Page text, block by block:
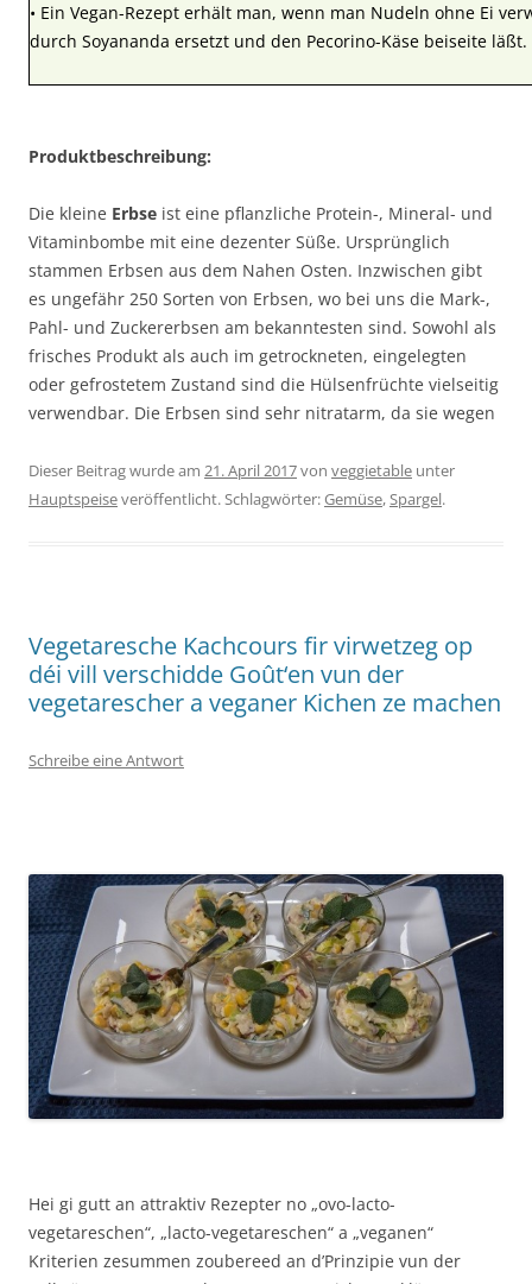
• Ein Vegan-Rezept erhält man, wenn man Nudeln ohne Ei
durch Soyananda ersetzt und den Pecorino-Käse beiseite läßt.
Produktbeschreibung:
Die kleine Erbse ist eine pflanzliche Protein-, Mineral- und
Vitaminbombe mit eine dezenter Süße. Ursprünglich
stammen Erbsen aus dem Nahen Osten. Inzwischen gibt
es ungefähr 250 Sorten von Erbsen, wo bei uns die Mark-,
Pahl- und Zuckererbsen am bekanntesten sind. Sowohl als
frisches Produkt als auch im getrockneten, eingelegten
oder gefrostetem Zustand sind die Hülsenfrüchte vielseitig
verwendbar. Die Erbsen sind sehr nitratarm, da sie wegen
Dieser Beitrag wurde am 21. April 2017von veggietable unter
Hauptspeiseveröffentlicht. Schlagwörter:Gemüse,Spargel.
Vegetaresche Kachcours fir virwetzeg op
déi vill verschidde Goût‘en vun der
vegetarescher a veganer Kichen ze machen
Schreibe eine Antwort
Hei gi gutt an attraktiv Rezepter no „ovo-lacto-
vegetareschen“, „lacto-vegetareschen“ a „veganen“
Kriterien zesummen zoubereed an d’Prinzipie vun der